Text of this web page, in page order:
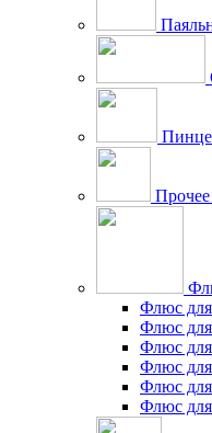
Прочее
Флюс
Флюс
Флюс
Флюс для
Флюс
Флюс для